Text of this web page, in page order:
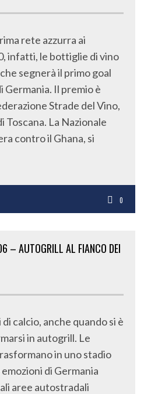
rete azzurra ai
infatti, le bottiglie di vino
segnerà il primo goal
Germania. Il premio è
Strade del Vino,
Toscana. La Nazionale
contro il Ghana, si
0
– AUTOGRILL AL FIANCO DEI
calcio, anche quando si è
in autogrill. Le
in uno stadio
di Germania
aree autostradali